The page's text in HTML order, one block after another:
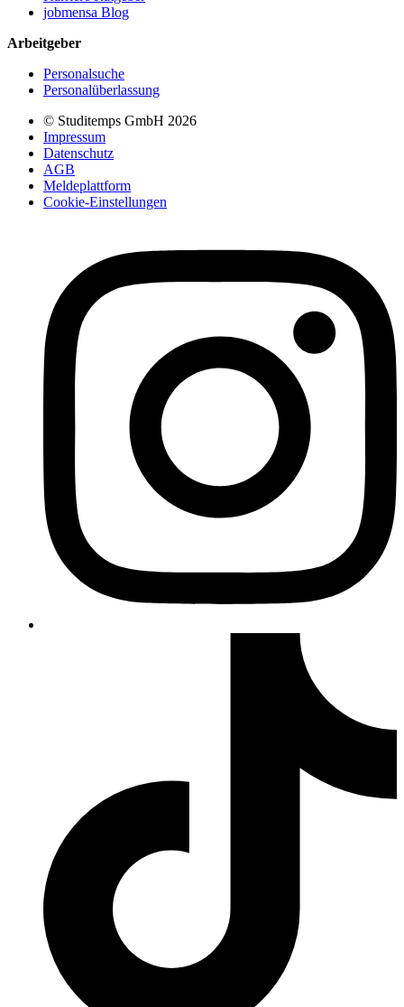
jobmensa Blog
Arbeitgeber
Personalsuche
Personalüberlassung
© Studitemps GmbH 2026
Impressum
Datenschutz
AGB
Meldeplattform
Cookie-Einstellungen